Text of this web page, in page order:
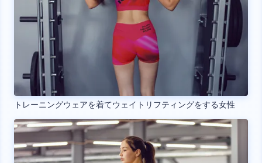
トレーニングウェアを着てウェイトリフティングをする女性